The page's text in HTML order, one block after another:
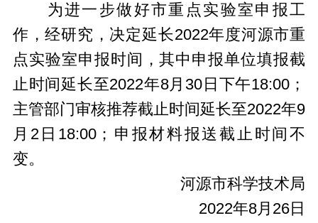
为进一步做好市重点实验室申报工
作，经研究，决定延长2022年度河源市重
点实验室申报时间，其中申报单位填报截
止时间延长至2022年8月30日下午18:00；
主管部门审核推荐截止时间延长至2022年9
月2日18:00；申报材料报送截止时间不
变。
河源市科学技术局
2022年8月26日